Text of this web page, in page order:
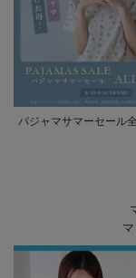
パジャマサマーセール